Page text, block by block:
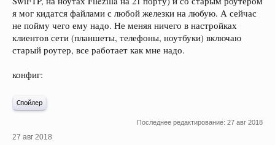
я мог кидатся файлами с любой железки на любую. А сейчас
не пойму чего ему надо. Не меняя ничего в настройках
клиентов сети (планшеты, телефоны, ноутбуки) включаю
старый роутер, все работает как мне надо.
конфиг:
Спойлер
Последнее редактирование: 27 авг 2018
27 авг 2018